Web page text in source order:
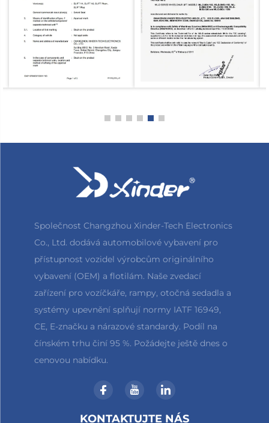
Společnost Changzhou Xinder-Tech Electronics
Co., Ltd. dodává automobilové vybavení pro
přístupnost vozidel výrobcům originálního
vybavení (OEM) a flotilám. Naše zvedací
zařízení pro vozíčkáře, rampy, otočná sedadla a
systémy upevnění splňují normy IATF 16949,
CE, E-značku a nárazové standardy. Podíl na
čínském trhu činí 95 %. Požádejte ještě dnes o
cenovou nabídku.
KONTAKTUJTE NÁS